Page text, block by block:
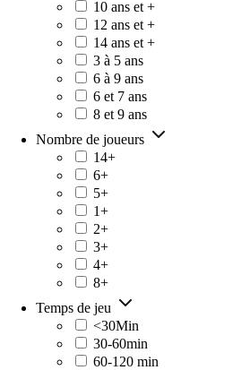
10 ans et +
12 ans et +
14 ans et +
3 à 5 ans
6 à 9 ans
6 et 7 ans
8 et 9 ans
Nombre de joueurs
14+
6+
5+
1+
2+
3+
4+
8+
Temps de jeu
<30Min
30-60min
60-120 min